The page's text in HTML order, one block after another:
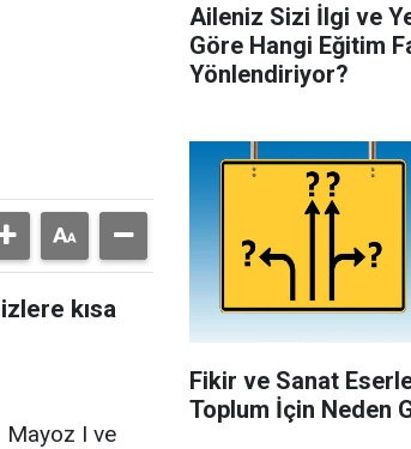
kısa
Mayoz I ve
Aileniz Sizi İlgi ve
Göre Hangi Eğitim
Yönlendiriyor?
Fikir ve Sanat
Toplum İçin Neden